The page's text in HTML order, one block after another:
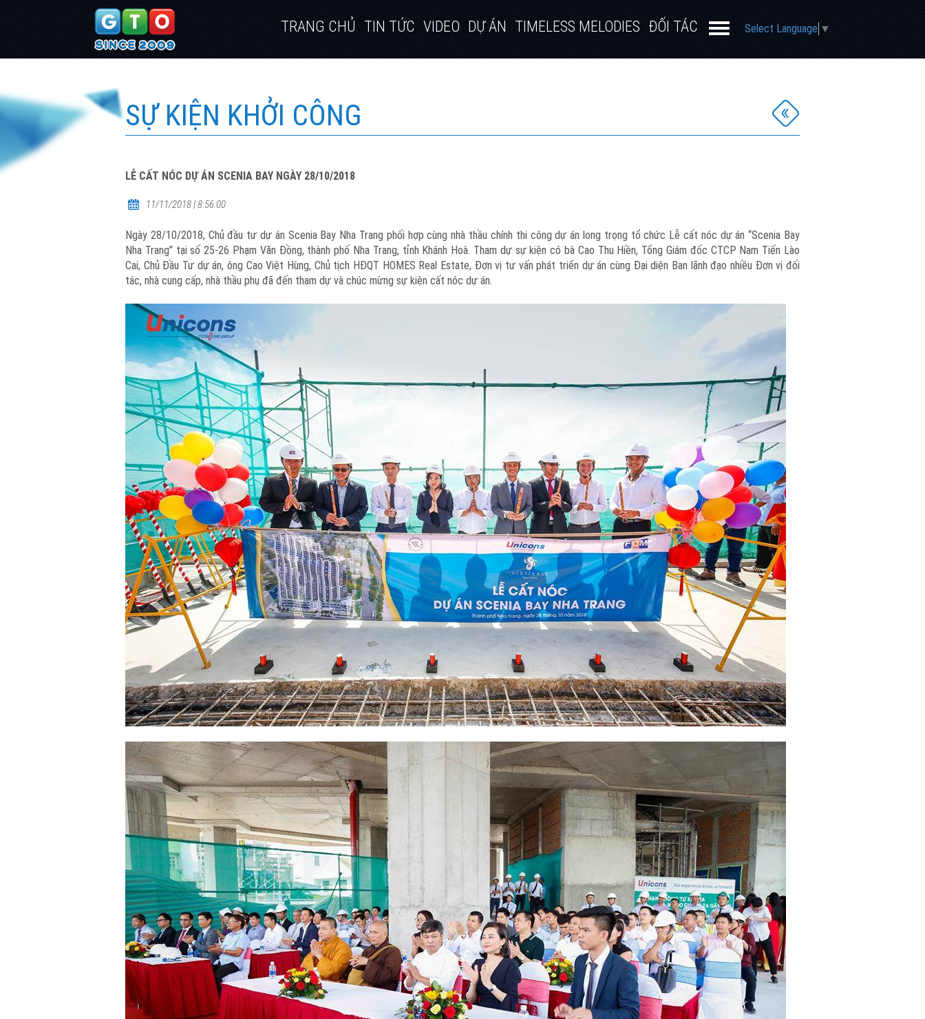
TRANG CHỦ TIN TỨC VIDEO DỰ ÁN TIMELESS MELODIES ĐỐI TÁC Select Language ▼
SỰ KIỆN KHỞI CÔNG
LỄ CẤT NÓC DỰ ÁN SCENIA BAY NGÀY 28/10/2018
11/11/2018 | 8:56:00
Ngày 28/10/2018, Chủ đầu tư dự án Scenia Bay Nha Trang phối hợp cùng nhà thầu chính thi công dự án long trọng tổ chức Lễ cất nóc dự án “Scenia Bay
Nha Trang” tại số 25-26 Phạm Văn Đồng, thành phố Nha Trang, tỉnh Khánh Hoà. Tham dự sự kiện có bà Cao Thu Hiền, Tổng Giám đốc CTCP Nam Tiến Lào
Cai, Chủ Đầu Tư dự án, ông Cao Việt Hùng, Chủ tịch HĐQT HOMES Real Estate, Đơn vị tư vấn phát triển dự án cùng Đại diện Ban lãnh đạo nhiều Đơn vị đối
tác, nhà cung cấp, nhà thầu phụ đã đến tham dự và chúc mừng sự kiện cất nóc dự án.